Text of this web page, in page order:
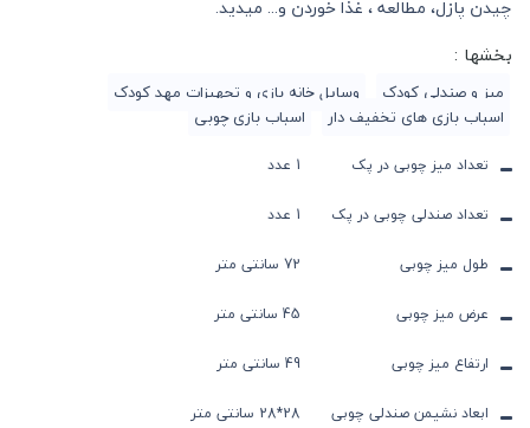
چیدن پازل، مطالعه ، غذا خوردن و... میدید.
بخشها :
میز و صندلی کودک
وسایل خانه بازی و تجهیزات مهد کودک
اسباب بازی های تخفیف دار
اسباب بازی چوبی
تعداد میز چوبی در پک
1 عدد
تعداد صندلی چوبی در پک
1 عدد
طول میز چوبی
72 سانتی متر
عرض میز چوبی
45 سانتی متر
ارتفاع میز چوبی
49 سانتی متر
ابعاد نشیمن صندلی چوبی
28*28 سانتی متر